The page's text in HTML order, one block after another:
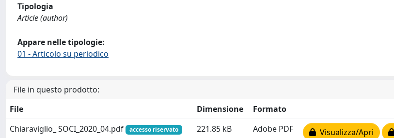
Tipologia
Article (author)
Appare nelle tipologie:
01 - Articolo su periodico
File in questo prodotto:
File
Dimensione
Formato
Chiaraviglio_ SOCI_2020_04.pdf
accesso riservato 221.85 kB Adobe PDF Visualizza/Apri